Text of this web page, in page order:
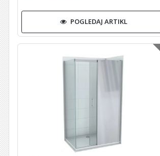
POGLEDAJ ARTIKL